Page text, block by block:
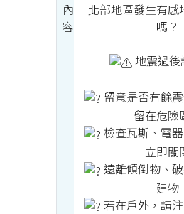
內
容
北部地區發生有感
嗎？
地震過後
留意是否有餘
留在危險
檢查瓦斯、電
立即關
遠離傾倒物、
建物
若在戶外，請